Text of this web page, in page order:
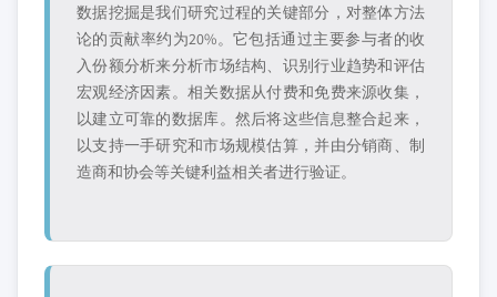
数据挖掘是我们研究过程的关键部分，对整体方法
论的贡献率约为20%。它包括通过主要参与者的收
入份额分析来分析市场结构、识别行业趋势和评估
宏观经济因素。相关数据从付费和免费来源收集，
以建立可靠的数据库。然后将这些信息整合起来，
以支持一手研究和市场规模估算，并由分销商、制
造商和协会等关键利益相关者进行验证。